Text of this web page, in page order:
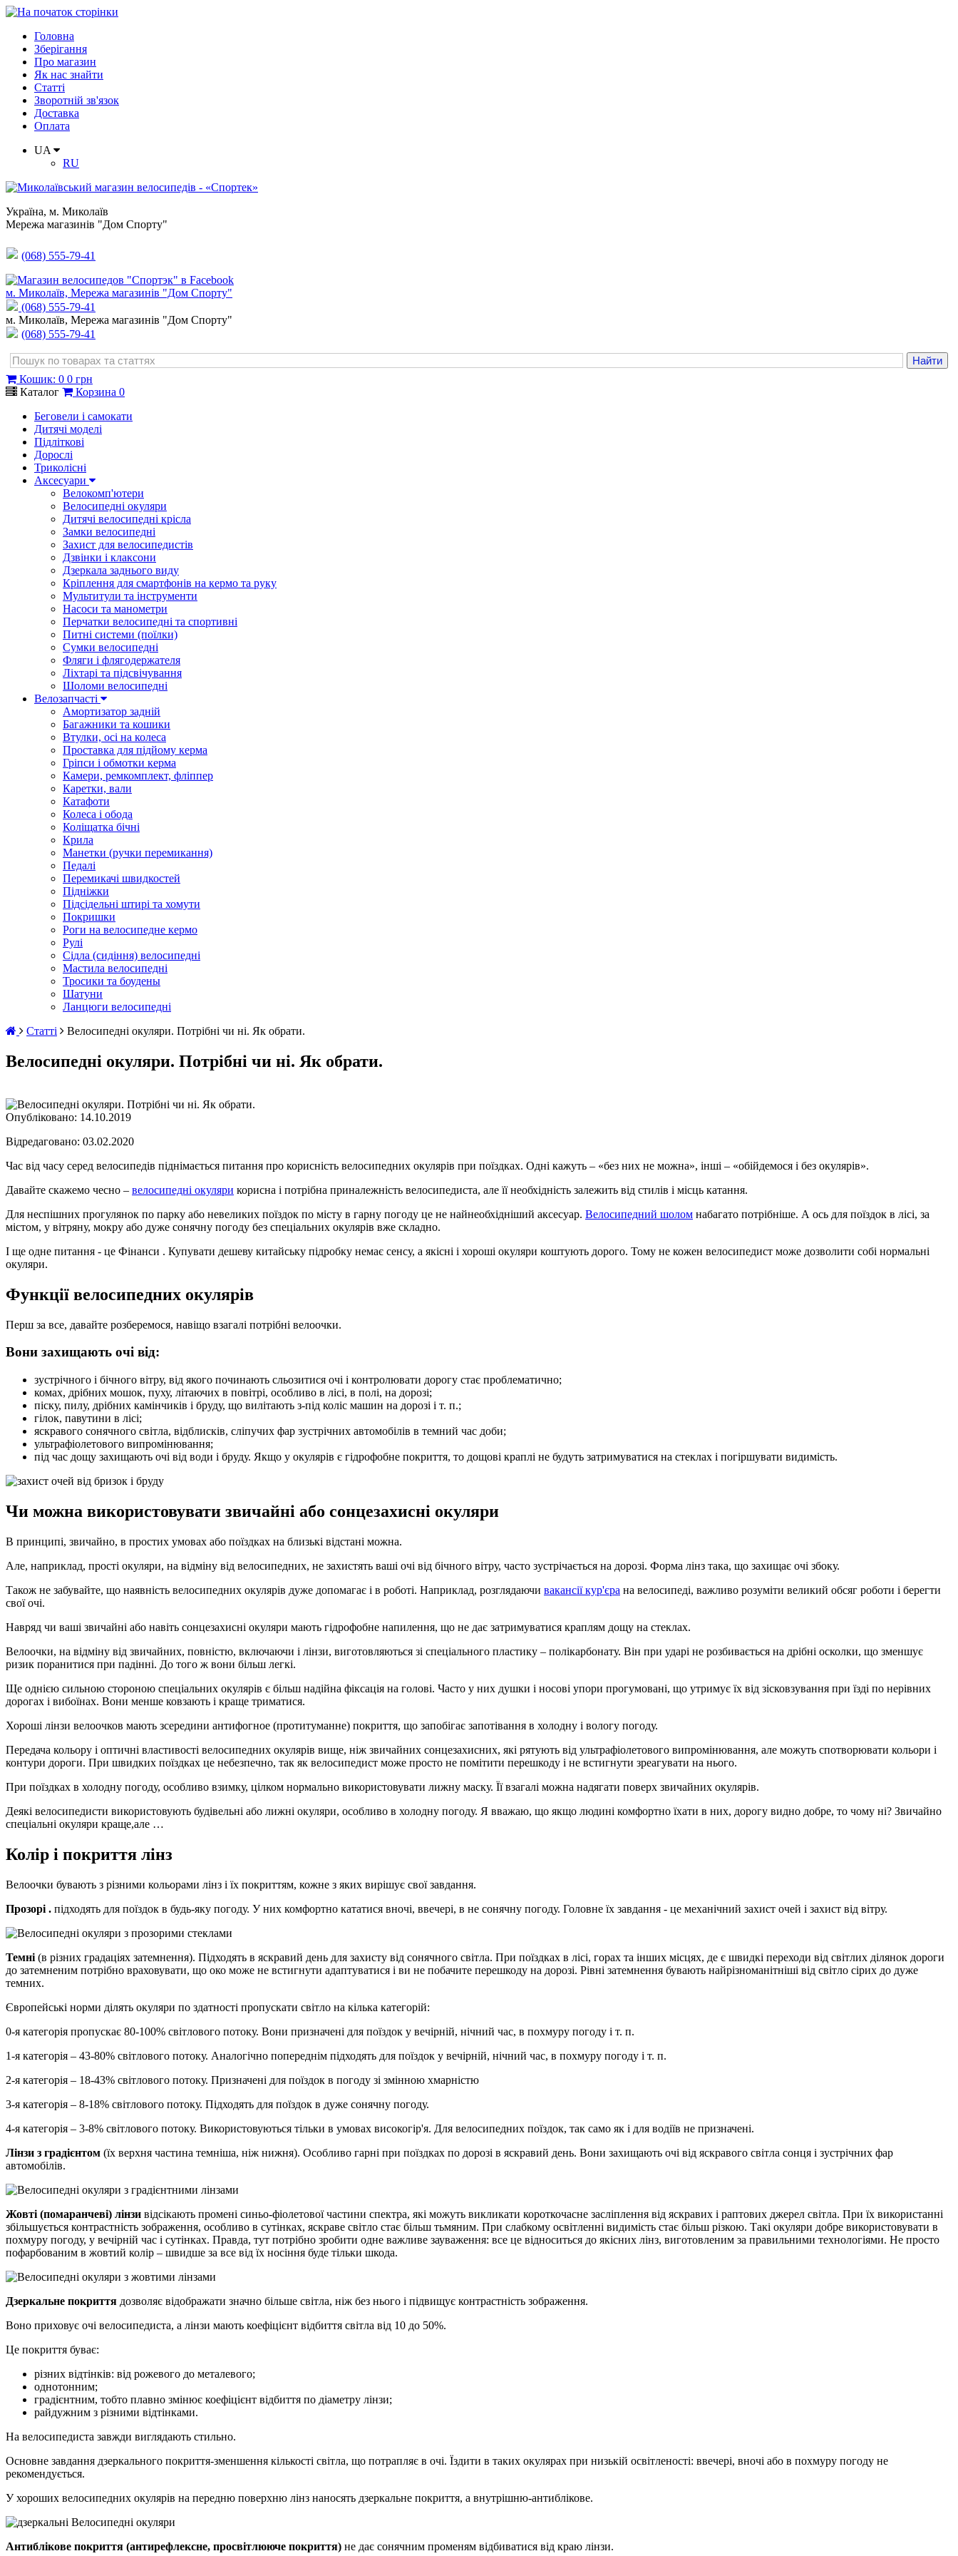
Головна
Зберігання
Про магазин
Як нас знайти
Статті
Зворотній зв'язок
Доставка
Оплата
UA
RU
Україна, м. Миколаїв
Мережа магазинів "Дом Спорту"
(068) 555-79-41
м. Миколаїв, Мережа магазинів "Дом Спорту"
(068) 555-79-41
м. Миколаїв, Мережа магазинів "Дом Спорту"
(068) 555-79-41
Кошик: 0 0 грн
Каталог
Корзина 0
Беговели і самокати
Дитячі моделі
Підліткові
Дорослі
Триколісні
Аксесуари
Велокомп'ютери
Велосипедні окуляри
Дитячі велосипедні крісла
Замки велосипедні
Захист для велосипедистів
Дзвінки і клаксони
Дзеркала заднього виду
Кріплення для смартфонів на кермо та руку
Мультитули та інструменти
Насоси та манометри
Перчатки велосипедні та спортивні
Питні системи (поїлки)
Сумки велосипедні
Фляги і флягодержателя
Ліхтарі та підсвічування
Шоломи велосипедні
Велозапчасті
Амортизатор задній
Багажники та кошики
Втулки, осі на колеса
Проставка для підйому керма
Гріпси і обмотки керма
Камери, ремкомплект, фліппер
Каретки, вали
Катафоти
Колеса і обода
Коліщатка бічні
Крила
Манетки (ручки перемикання)
Педалі
Перемикачі швидкостей
Підніжки
Підсідельні штирі та хомути
Покришки
Роги на велосипедне кермо
Рулі
Сідла (сидіння) велосипедні
Мастила велосипедні
Тросики та боудены
Шатуни
Ланцюги велосипедні
Статті
Велосипедні окуляри. Потрібні чи ні. Як обрати.
Велосипедні окуляри. Потрібні чи ні. Як обрати.
Опубліковано: 14.10.2019
Відредаговано: 03.02.2020
Час від часу серед велосипедів піднімається питання про корисність велосипедних окулярів при поїздках. Одні кажуть – «без них не можна», інші – «обійдемося і без окулярів».
Давайте скажемо чесно – велосипедні окуляри корисна і потрібна приналежність велосипедиста, але її необхідність залежить від стилів і місць катання.
Для неспішних прогулянок по парку або невеликих поїздок по місту в гарну погоду це не найнеобхідніший аксесуар. Велосипедний шолом набагато потрібніше. А ось для поїздок в лісі, за
містом, у вітряну, мокру або дуже сонячну погоду без спеціальних окулярів вже складно.
І ще одне питання - це Фінанси . Купувати дешеву китайську підробку немає сенсу, а якісні і хороші окуляри коштують дорого. Тому не кожен велосипедист може дозволити собі нормальні
окуляри.
Функції велосипедних окулярів
Перш за все, давайте розберемося, навіщо взагалі потрібні велоочки.
Вони захищають очі від:
зустрічного і бічного вітру, від якого починають сльозитися очі і контролювати дорогу стає проблематично;
комах, дрібних мошок, пуху, літаючих в повітрі, особливо в лісі, в полі, на дорозі;
піску, пилу, дрібних камінчиків і бруду, що вилітають з-під коліс машин на дорозі і т. п.;
гілок, павутини в лісі;
яскравого сонячного світла, відблисків, сліпучих фар зустрічних автомобілів в темний час доби;
ультрафіолетового випромінювання;
під час дощу захищають очі від води і бруду. Якщо у окулярів є гідрофобне покриття, то дощові краплі не будуть затримуватися на стеклах і погіршувати видимість.
Чи можна використовувати звичайні або сонцезахисні окуляри
В принципі, звичайно, в простих умовах або поїздках на близькі відстані можна.
Але, наприклад, прості окуляри, на відміну від велосипедних, не захистять ваші очі від бічного вітру, часто зустрічається на дорозі. Форма лінз така, що захищає очі збоку.
Також не забувайте, що наявність велосипедних окулярів дуже допомагає і в роботі. Наприклад, розглядаючи вакансії кур'єра на велосипеді, важливо розуміти великий обсяг роботи і берегти
свої очі.
Навряд чи ваші звичайні або навіть сонцезахисні окуляри мають гідрофобне напилення, що не дає затримуватися краплям дощу на стеклах.
Велоочки, на відміну від звичайних, повністю, включаючи і лінзи, виготовляються зі спеціального пластику – полікарбонату. Він при ударі не розбивається на дрібні осколки, що зменшує
ризик поранитися при падінні. До того ж вони більш легкі.
Ще однією сильною стороною спеціальних окулярів є більш надійна фіксація на голові. Часто у них душки і носові упори прогумовані, що утримує їх від зісковзування при їзді по нерівних
дорогах і вибоїнах. Вони менше ковзають і краще триматися.
Хороші лінзи велоочков мають зсередини антифогное (протитуманне) покриття, що запобігає запотівання в холодну і вологу погоду.
Передача кольору і оптичні властивості велосипедних окулярів вище, ніж звичайних сонцезахисних, які рятують від ультрафіолетового випромінювання, але можуть спотворювати кольори і
контури дороги. При швидких поїздках це небезпечно, так як велосипедист може просто не помітити перешкоду і не встигнути зреагувати на нього.
При поїздках в холодну погоду, особливо взимку, цілком нормально використовувати лижну маску. Її взагалі можна надягати поверх звичайних окулярів.
Деякі велосипедисти використовують будівельні або лижні окуляри, особливо в холодну погоду. Я вважаю, що якщо людині комфортно їхати в них, дорогу видно добре, то чому ні? Звичайно
спеціальні окуляри краще,але …
Колір і покриття лінз
Велоочки бувають з різними кольорами лінз і їх покриттям, кожне з яких вирішує свої завдання.
Прозорі . підходять для поїздок в будь-яку погоду. У них комфортно кататися вночі, ввечері, в не сонячну погоду. Головне їх завдання - це механічний захист очей і захист від вітру.
Темні (в різних градаціях затемнення). Підходять в яскравий день для захисту від сонячного світла. При поїздках в лісі, горах та інших місцях, де є швидкі переходи від світлих ділянок дороги
до затемненим потрібно враховувати, що око може не встигнути адаптуватися і ви не побачите перешкоду на дорозі. Рівні затемнення бувають найрізноманітніші від світло сірих до дуже
темних.
Європейські норми ділять окуляри по здатності пропускати світло на кілька категорій:
0-я категорія пропускає 80-100% світлового потоку. Вони призначені для поїздок у вечірній, нічний час, в похмуру погоду і т. п.
1-я категорія – 43-80% світлового потоку. Аналогічно попереднім підходять для поїздок у вечірній, нічний час, в похмуру погоду і т. п.
2-я категорія – 18-43% світлового потоку. Призначені для поїздок в погоду зі змінною хмарністю
3-я категорія – 8-18% світлового потоку. Підходять для поїздок в дуже сонячну погоду.
4-я категорія – 3-8% світлового потоку. Використовуються тільки в умовах високогір'я. Для велосипедних поїздок, так само як і для водіїв не призначені.
Лінзи з градієнтом (їх верхня частина темніша, ніж нижня). Особливо гарні при поїздках по дорозі в яскравий день. Вони захищають очі від яскравого світла сонця і зустрічних фар
автомобілів.
Жовті (помаранчеві) лінзи відсікають промені синьо-фіолетової частини спектра, які можуть викликати короткочасне засліплення від яскравих і раптових джерел світла. При їх використанні
збільшується контрастність зображення, особливо в сутінках, яскраве світло стає більш тьмяним. При слабкому освітленні видимість стає більш різкою. Такі окуляри добре використовувати в
похмуру погоду, у вечірній час і сутінках. Правда, тут потрібно зробити одне важливе зауваження: все це відноситься до якісних лінз, виготовленим за правильними технологіями. Не просто
пофарбованим в жовтий колір – швидше за все від їх носіння буде тільки шкода.
Дзеркальне покриття дозволяє відображати значно більше світла, ніж без нього і підвищує контрастність зображення.
Воно приховує очі велосипедиста, а лінзи мають коефіцієнт відбиття світла від 10 до 50%.
Це покриття буває:
різних відтінків: від рожевого до металевого;
однотонним;
градієнтним, тобто плавно змінює коефіцієнт відбиття по діаметру лінзи;
райдужним з різними відтінками.
На велосипедиста завжди виглядають стильно.
Основне завдання дзеркального покриття-зменшення кількості світла, що потрапляє в очі. Їздити в таких окулярах при низькій освітленості: ввечері, вночі або в похмуру погоду не
рекомендується.
У хороших велосипедних окулярів на передню поверхню лінз наносять дзеркальне покриття, а внутрішню-антиблікове.
Антиблікове покриття (антирефлексне, просвітлююче покриття) не дає сонячним променям відбиватися від краю лінзи.